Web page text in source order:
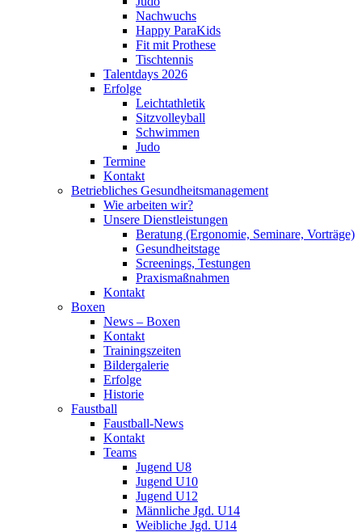
Nachwuchs
Happy ParaKids
Fit mit Prothese
Tischtennis
Talentdays 2026
Erfolge
Leichtathletik
Sitzvolleyball
Schwimmen
Judo
Termine
Kontakt
Betriebliches Gesundheits­management
Wie arbeiten wir?
Unsere Dienstleistungen
Beratung (Ergonomie, Seminare, Vorträge)
Gesundheitstage
Screenings, Testungen
Praxismaßnahmen
Kontakt
Boxen
News – Boxen
Kontakt
Trainingszeiten
Bildergalerie
Erfolge
Historie
Faustball
Faustball-News
Kontakt
Teams
Jugend U8
Jugend U10
Jugend U12
Männliche Jgd. U14
Weibliche Jgd. U14